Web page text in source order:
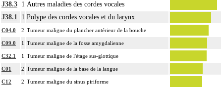
J38.3 1 Autres maladies des cordes vocales
J38.1 1 Polype des cordes vocales et du larynx
C04.0 2 Tumeur maligne du plancher antérieur de la bouche
C09.0 1 Tumeur maligne de la fosse amygdalienne
C32.1 1 Tumeur maligne de l'étage sus-glottique
C01 2 Tumeur maligne de la base de la langue
C12 2 Tumeur maligne du sinus piriforme